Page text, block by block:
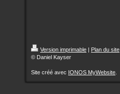
Version imprimable | Plan du site
© Daniel Kayser
Site créé avec IONOS MyWebsite